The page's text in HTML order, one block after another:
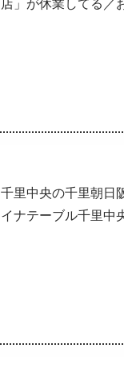
店」が休業してる／
千里中央の千里朝日
イナテーブル千里中